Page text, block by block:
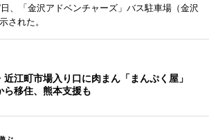
、「金沢アドベンチャーズ」バス駐車場（金沢
された。
近江町市場入り口に肉まん「まんぷく屋」
ら移住、熊本支援も